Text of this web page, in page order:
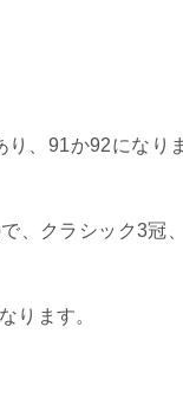
、91か92になりま
、クラシック3冠
ります。